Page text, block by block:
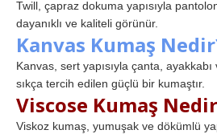
Twill, çapraz dokuma yapısıyla
dayanıklı ve kaliteli görünür.
Kanvas Kumaş
Kanvas, sert yapısıyla çanta,
sıkça tercih edilen güçlü bir kumaştır.
Viscose Kumaş
Viskoz kumaş, yumuşak ve dökümlü